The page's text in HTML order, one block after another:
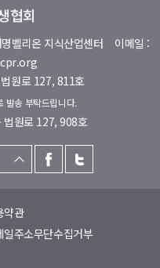
협회
벨리온 지식산업센터 이메일 :
원로 127, 811호
발송 부탁드립니다.
법원로 127, 908호
약관
일주소무단수집거부